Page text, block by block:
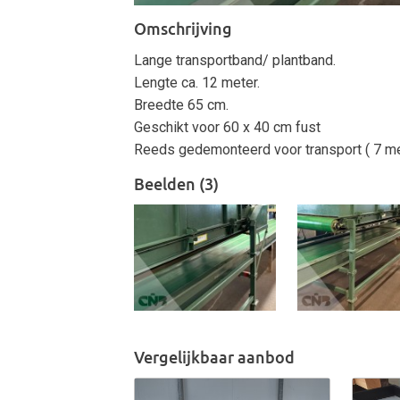
Omschrijving
Lange transportband/ plantband.
Lengte ca. 12 meter.
Breedte 65 cm.
Geschikt voor 60 x 40 cm fust
Reeds gedemonteerd voor transport ( 7
Beelden (3)
Vergelijkbaar aanbod